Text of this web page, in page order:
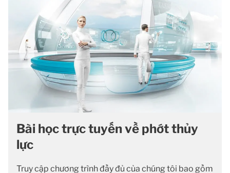
Bài học trực tuyến về phớt thủy
lực
Truy cập chương trình đầy đủ của chúng tôi bao gồm